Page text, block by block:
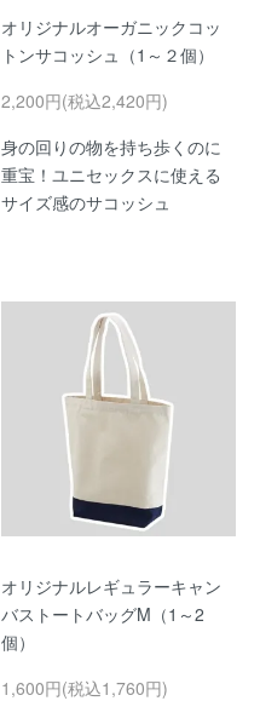
オリジナルオーガニックコッ
トンサコッシュ（1～２個）
2,200円(税込2,420円)
身の回りの物を持ち歩くのに
重宝！ユニセックスに使える
サイズ感のサコッシュ
オリジナルレギュラーキャン
バストートバッグM（1～2
個）
1,600円(税込1,760円)